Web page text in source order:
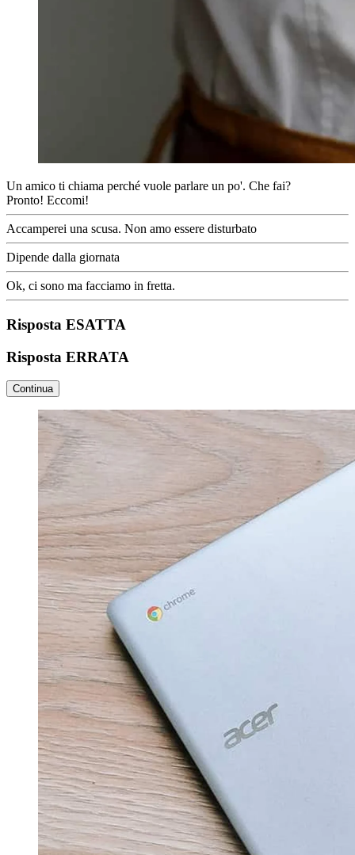
Un amico ti chiama perché vuole parlare un po'. Che fai?
Pronto! Eccomi!
Accamperei una scusa. Non amo essere disturbato
Dipende dalla giornata
Ok, ci sono ma facciamo in fretta.
Risposta ESATTA
Risposta ERRATA
Continua